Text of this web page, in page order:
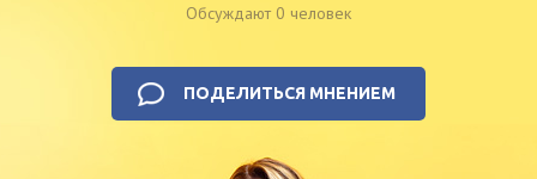
Обсуждают 0 человек
ПОДЕЛИТЬСЯ МНЕНИЕМ